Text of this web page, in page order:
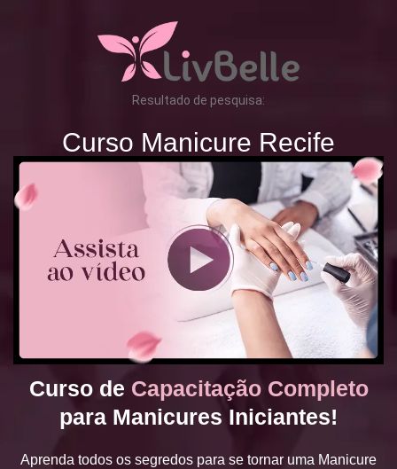
Resultado de pesquisa:
Curso Manicure Recife
Curso de Capacitação Completo
para Manicures Iniciantes!
Aprenda todos os segredos para se tornar uma Manicure